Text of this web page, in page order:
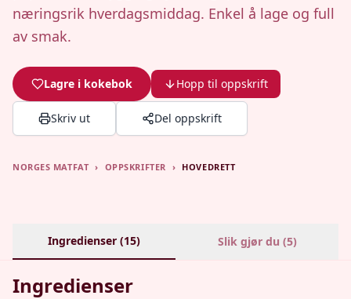
næringsrik hverdagsmiddag. Enkel å lage og full
av smak.
Lagre i kokebok Hopp til oppskrift
Skriv ut Del oppskrift
NORGES MATFAT › OPPSKRIFTER › HOVEDRETT
Ingredienser (15) Slik gjør du (5)
Ingredienser